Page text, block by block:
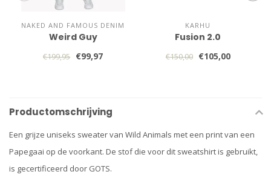
NAKED AND FAMOUS DENIM
Weird Guy
€199,95 €99,97
KARHU
Fusion 2.0
€150,00 €105,00
Productomschrijving
Een grijze uniseks sweater van Wild Animals met een print van een
Papegaai op de voorkant. De stof die voor dit sweatshirt is gebruikt,
is gecertificeerd door GOTS.